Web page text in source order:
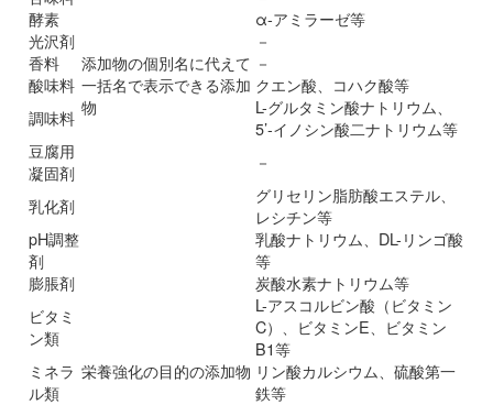
添加物の個別名に代えて
一括名で表示できる添加
物
酵素
α-アミラーゼ等
光沢剤
－
香料
－
酸味料
クエン酸、コハク酸等
調味料
L-グルタミン酸ナトリウム、
5’-イノシン酸二ナトリウム等
豆腐用
凝固剤
－
乳化剤
グリセリン脂肪酸エステル、
レシチン等
pH調整
剤
乳酸ナトリウム、DL-リンゴ酸
等
膨脹剤
炭酸水素ナトリウム等
ビタミ
ン類
栄養強化の目的の添加物
L-アスコルビン酸（ビタミン
C）、ビタミンE、ビタミン
B1等
ミネラ
ル類
リン酸カルシウム、硫酸第一
鉄等